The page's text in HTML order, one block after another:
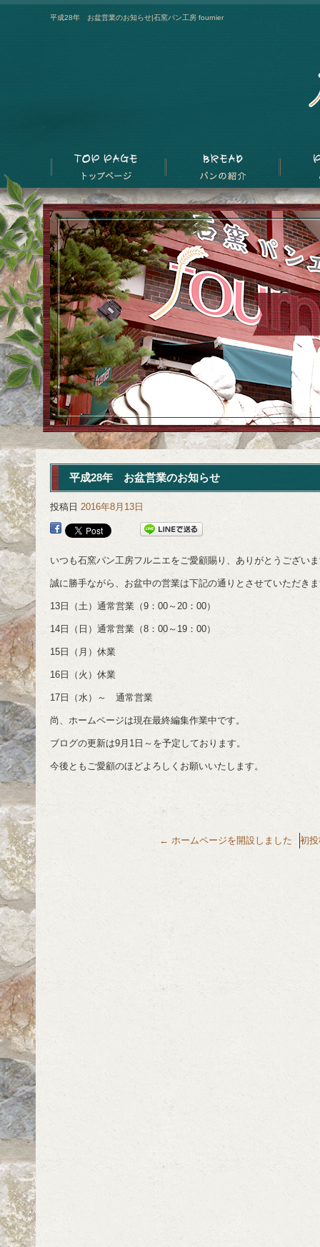
平成28年 お盆営業のお知らせ|石窯パン工房 fournier
平成28年 お盆営業のお知らせ
投稿日 2016年8月13日
いつも石窯パン工房フルニエをご愛顧賜り、ありがとうござい
誠に勝手ながら、お盆中の営業は下記の通りとさせていただき
13日（土）通常営業（9：00～20：00）
14日（日）通常営業（8：00～19：00）
15日（月）休業
16日（火）休業
17日（水）～ 通常営業
尚、ホームページは現在最終編集作業中です。
ブログの更新は9月1日～を予定しております。
今後ともご愛顧のほどよろしくお願いいたします。
← ホームページを開設しました 初